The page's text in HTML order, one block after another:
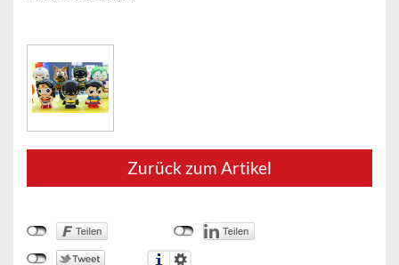
Zurück zum Artikel